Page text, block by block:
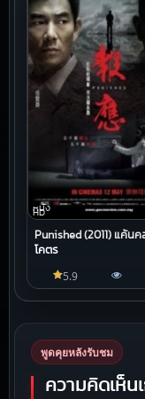
หนัง
HD
Punished (2011) แค้น
โคตร
5.9
พูดคุยหลังรับชม
ความคิดเห็น